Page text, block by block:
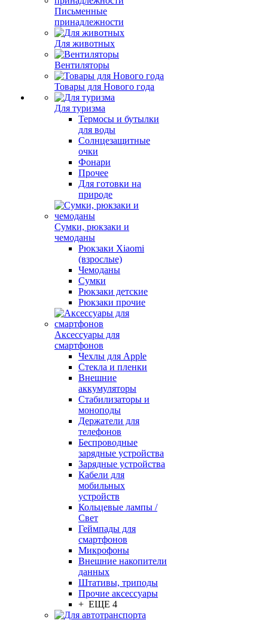
Письменные
принадлежности
Для животных
Вентиляторы
Товары для Нового года
Для туризма
Термосы и бутылки
для воды
Солнцезащитные
очки
Фонари
Прочее
Для готовки на
природе
Сумки, рюкзаки и
чемоданы
Рюкзаки Xiaomi
(взрослые)
Чемоданы
Сумки
Рюкзаки детские
Рюкзаки прочие
Аксессуары для
смартфонов
Чехлы для Apple
Стекла и пленки
Внешние
аккумуляторы
Стабилизаторы и
моноподы
Держатели для
телефонов
Беспроводные
зарядные устройства
Зарядные устройства
Кабели для
мобильных
устройств
Кольцевые лампы /
Свет
Геймпады для
смартфонов
Микрофоны
Внешние накопители
данных
Штативы, триподы
Прочие аксессуары
+ ЕЩЕ 4